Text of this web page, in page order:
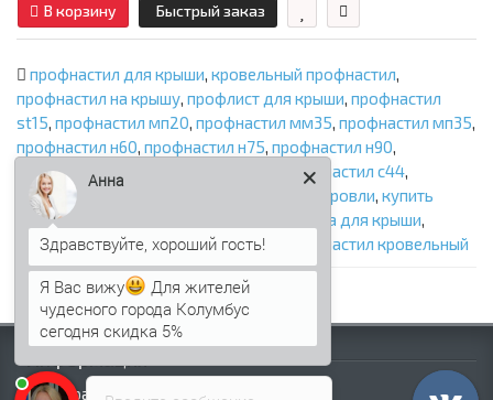
В корзину Быстрый заказ
профнастил для крыши, кровельный профнастил,
профнастил на крышу, профлист для крыши, профнастил
st15, профнастил мп20, профнастил мм35, профнастил мп35,
профнастил н60, профнастил н75, профнастил н90,
профнастил нс35
профнастил с44,
металлическая кровля
профнастил для кровли, купить
профнастил для крыши
цена профнастила для крыши,
профилированный лист для крыши
профнастил кровельный
Палитра RAL
Анна
Я Вас вижу
Для жителей
чудесного города Колумбус
сегодня скидка 5%